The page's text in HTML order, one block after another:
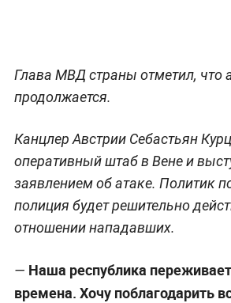
Глава МВД страны отметил, что
продолжается.
Канцлер Австрии Себастьян
оперативный штаб в Вене и
заявлением об атаке. Политик
полиция будет решительно
отношении нападавших.
— Наша республика
времена. Хочу поблагодарить